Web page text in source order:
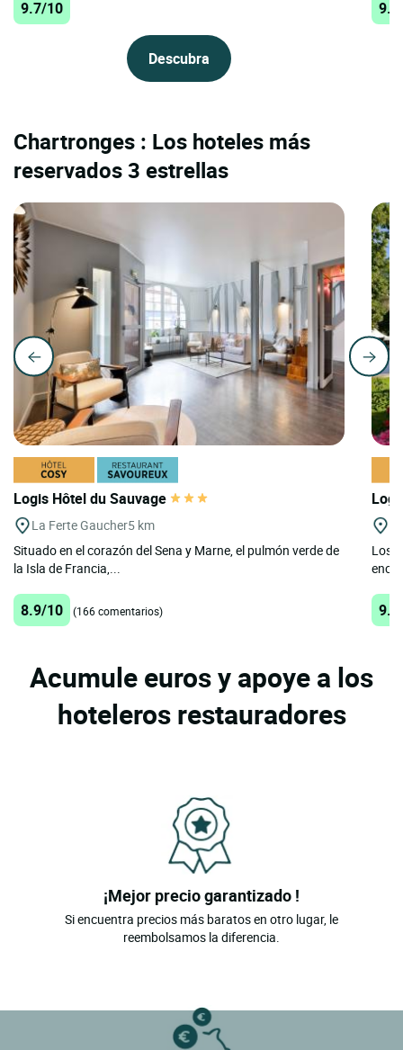
9.7/10
Descubra
Chartronges : Los hoteles más
reservados 3 estrellas
Logis Hôtel du Sauvage
La Ferte Gaucher5 km
Situado en el corazón del Sena y Marne, el pulmón verde de
la Isla de Francia,...
8.9/10 (166 comentarios)
Los
Acumule euros y apoye a los
hoteleros restauradores
¡Mejor precio garantizado !
Si encuentra precios más baratos en otro lugar, le
reembolsamos la diferencia.